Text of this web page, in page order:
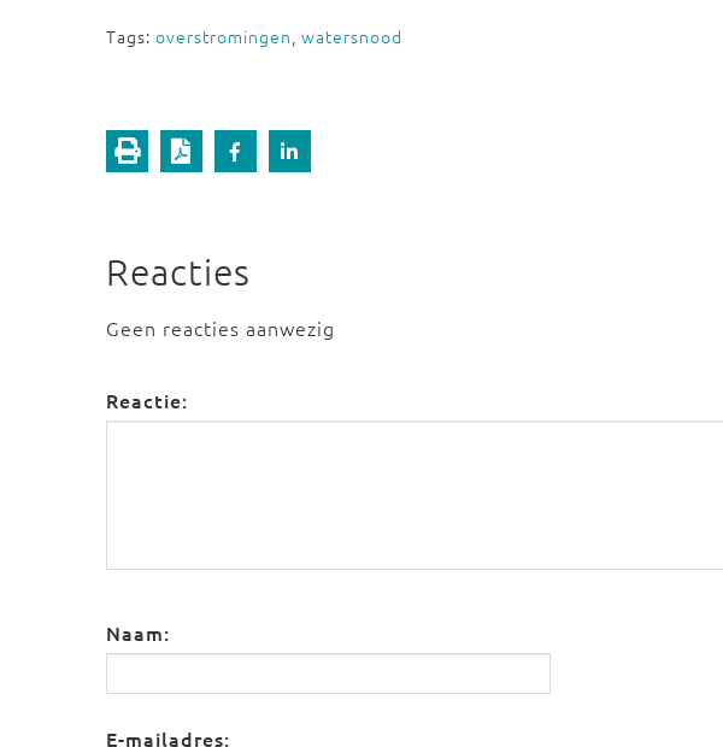
Tags: overstromingen, watersnood
Reacties
Geen reacties aanwezig
Reactie:
Naam:
E-mailadres: